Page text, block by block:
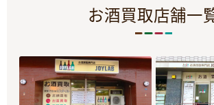
お酒買取店舗一